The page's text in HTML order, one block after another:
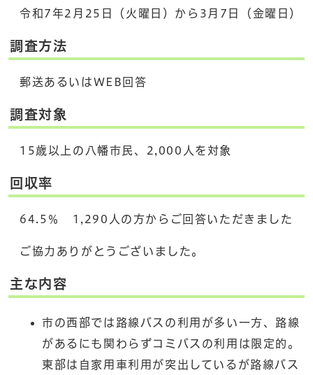
令和7年2月25日（火曜日）から3月7日（金曜日）
調査方法
郵送あるいはWEB回答
調査対象
15歳以上の八幡市民、2,000人を対象
回収率
64.5％ 1,290人の方からご回答いただきました
ご協力ありがとうございました。
主な内容
市の西部では路線バスの利用が多い一方、路線
があるにも関わらずコミバスの利用は限定的。
東部は自家用車利用が突出しているが路線バス